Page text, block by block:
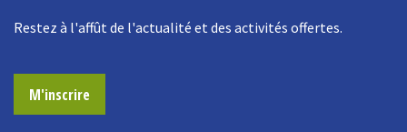
Restez à l'affût de l'actualité et des activités offertes.
M'inscrire